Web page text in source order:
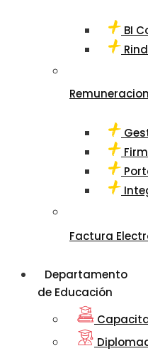
BI
Factura
Departamento
de Educación